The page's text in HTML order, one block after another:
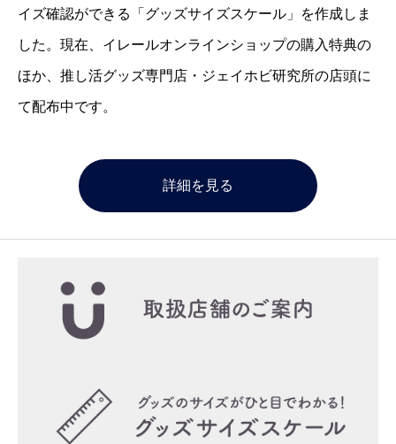
イズ確認ができる「グッズサイズスケール」を作成しま
した。現在、イレールオンラインショップの購入特典の
ほか、推し活グッズ専門店・ジェイホビ研究所の店頭に
て配布中です。
詳細を見る